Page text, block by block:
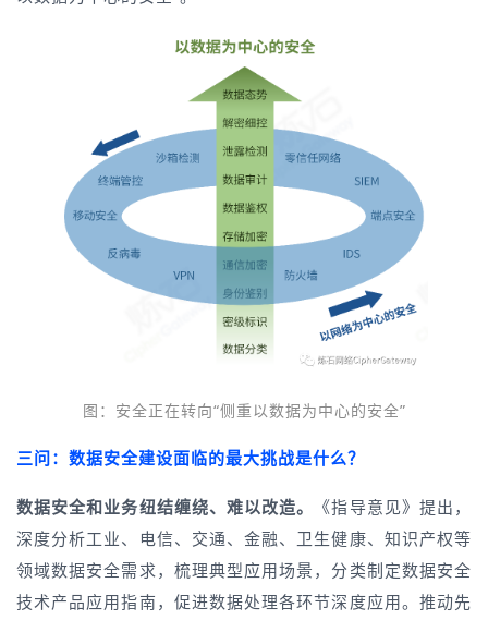
图：安全正在转向“侧重以数据为中心的安全”
三问：数据安全建设面临的最大挑战是什么？
数据安全和业务纽结缠绕、难以改造。
《指导意见》提出，
深度分析工业、电信、交通、金融、卫生健康、知识产权等
领域数据安全需求，梳理典型应用场景，分类制定数据安全
技术产品应用指南，促进数据处理各环节深度应用。推动先